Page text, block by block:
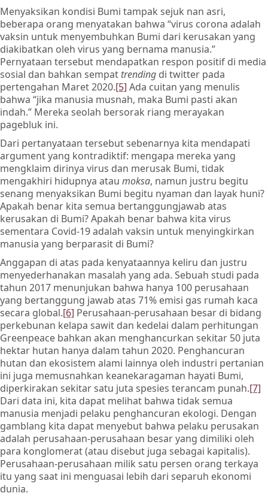
Menyaksikan kondisi Bumi tampak sejuk nan asri,
beberapa orang menyatakan bahwa “virus corona adalah
vaksin untuk menyembuhkan Bumi dari kerusakan yang
diakibatkan oleh virus yang bernama manusia.”
Pernyataan tersebut mendapatkan respon positif di media
sosial dan bahkan sempat trending di twitter pada
pertengahan Maret 2020.[5] Ada cuitan yang menulis
bahwa “jika manusia musnah, maka Bumi pasti akan
indah.” Mereka seolah bersorak riang merayakan
pagebluk ini.
Dari pertanyataan tersebut sebenarnya kita mendapati
argument yang kontradiktif: mengapa mereka yang
mengklaim dirinya virus dan merusak Bumi, tidak
mengakhiri hidupnya atau moksa, namun justru begitu
senang menyaksikan Bumi begitu nyaman dan layak huni?
Apakah benar kita semua bertanggungjawab atas
kerusakan di Bumi? Apakah benar bahwa kita virus
sementara Covid-19 adalah vaksin untuk menyingkirkan
manusia yang berparasit di Bumi?
Anggapan di atas pada kenyataannya keliru dan justru
menyederhanakan masalah yang ada. Sebuah studi pada
tahun 2017 menunjukan bahwa hanya 100 perusahaan
yang bertanggung jawab atas 71% emisi gas rumah kaca
secara global.[6] Perusahaan-perusahaan besar di bidang
perkebunan kelapa sawit dan kedelai dalam perhitungan
Greenpeace bahkan akan menghancurkan sekitar 50 juta
hektar hutan hanya dalam tahun 2020. Penghancuran
hutan dan ekosistem alami lainnya oleh industri pertanian
ini juga memusnahkan keanekaragaman hayati Bumi,
diperkirakan sekitar satu juta spesies terancam punah.[7]
Dari data ini, kita dapat melihat bahwa tidak semua
manusia menjadi pelaku penghancuran ekologi. Dengan
gamblang kita dapat menyebut bahwa pelaku perusakan
adalah perusahaan-perusahaan besar yang dimiliki oleh
para konglomerat (atau disebut juga sebagai kapitalis).
Perusahaan-perusahaan milik satu persen orang terkaya
itu yang saat ini menguasai lebih dari separuh ekonomi
dunia.